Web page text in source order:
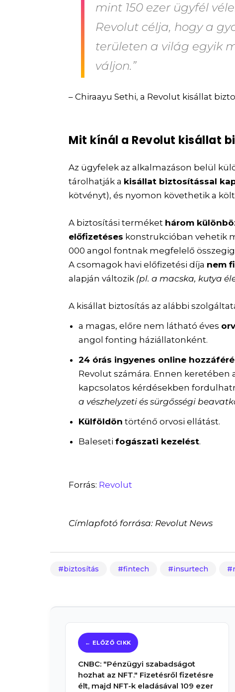
mint 150 ezer ügyfél
Revolut célja, hogy a
területen a világ egyik
váljon.”
– Chiraayu Sethi, a Revolut kisállat
Mit kínál a Revolut kisállat
Az ügyfelek az alkalmazáson belül
tárolhatják a kisállat biztosítással
kötvényt), és nyomon követhetik a
A biztosítási terméket három
előfizetéses konstrukcióban vehetik
000 angol fontnak megfelelő
A csomagok havi előfizetési díja nem
alapján változik (pl. a macska, kutya
A kisállat biztosítás az alábbi
a magas, előre nem látható éves
angol fonting háziállatonként.
24 órás ingyenes online
Revolut számára. Ennen keretében
kapcsolatos kérdésekben
a vészhelyzeti és sürgősségi
Külföldön történő orvosi ellátást.
Baleseti fogászati kezelést.
Forrás: Revolut
Címlapfotó forrása: Revolut News
biztosítás fintech insurtech
CNBC: "Pénzügyi szabadságot
hozhat az NFT." Fizetésről fizetésre
élt, majd NFT-k eladásával 109 ezer